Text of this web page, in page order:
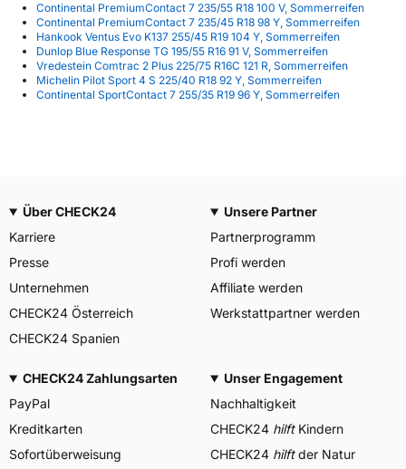
Continental PremiumContact 7 235/55 R18 100 V, Sommerreifen
Continental PremiumContact 7 235/45 R18 98 Y, Sommerreifen
Hankook Ventus Evo K137 255/45 R19 104 Y, Sommerreifen
Dunlop Blue Response TG 195/55 R16 91 V, Sommerreifen
Vredestein Comtrac 2 Plus 225/75 R16C 121 R, Sommerreifen
Michelin Pilot Sport 4 S 225/40 R18 92 Y, Sommerreifen
Continental SportContact 7 255/35 R19 96 Y, Sommerreifen
Über CHECK24
Karriere
Presse
Unternehmen
CHECK24 Österreich
CHECK24 Spanien
Unsere Partner
Partnerprogramm
Profi werden
Affiliate werden
Werkstattpartner werden
CHECK24 Zahlungsarten
PayPal
Kreditkarten
Sofortüberweisung
Unser Engagement
Nachhaltigkeit
CHECK24 hilftKindern
CHECK24 hilftder Natur